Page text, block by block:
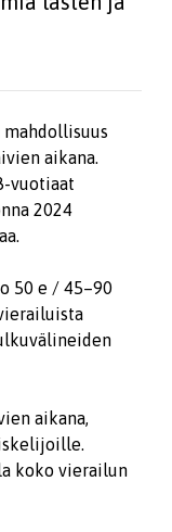
aikana.
vuotiaat
2024
50 e / 45–90
aikana,
koko vierailun